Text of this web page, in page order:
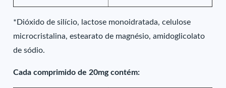
*Dióxido de silício, lactose monoidratada, celulose
microcristalina, estearato de magnésio, amidoglicolato
de sódio.
Cada comprimido de 20mg contém: